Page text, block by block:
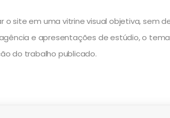
site em uma vitrine visual objetiva, sem
e apresentações de estúdio, o
do trabalho publicado.